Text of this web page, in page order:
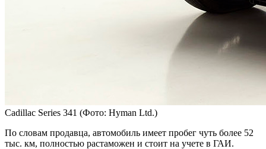
Cadillac Series 341 (Фото: Hyman Ltd.)
По словам продавца, автомобиль имеет пробег чуть более 52
тыс. км, полностью растаможен и стоит на учете в ГАИ.